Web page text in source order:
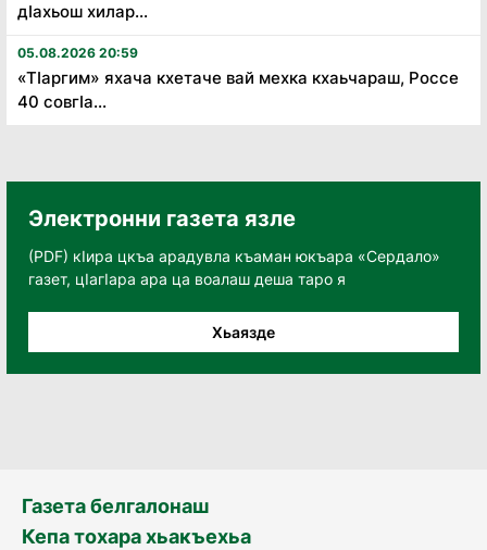
дӏахьош хилар...
05.08.2026 20:59
«Тӏаргим» яхача кхетаче вай мехка кхаьчараш, Россе
40 совгӏа...
Электронни газета язле
(PDF) кӀира цкъа арадувла къаман юкъара «Сердало»
газет, цӀагӀара ара ца воалаш деша таро я
Хьаязде
Газета белгалонаш
Кепа тохара хьакъехьа